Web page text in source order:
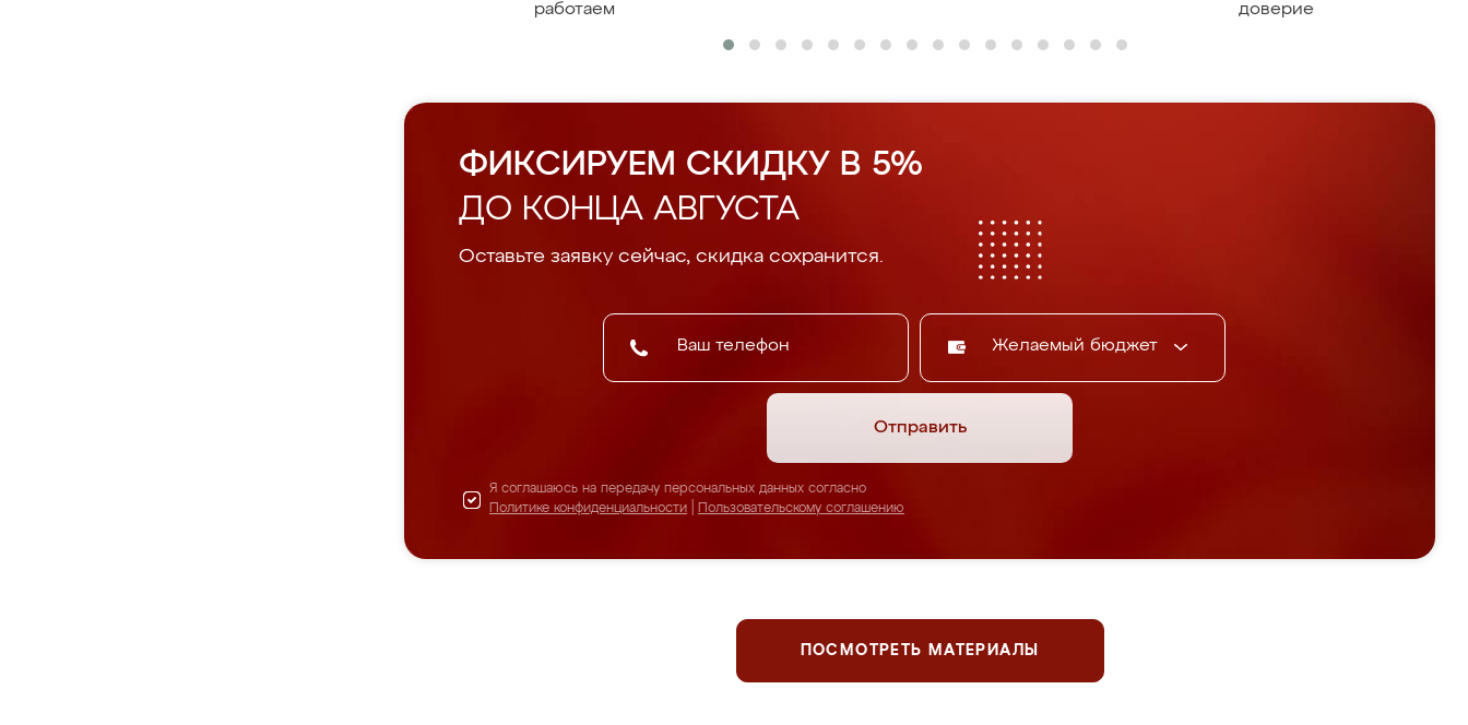
работаем
доверие
ФИКСИРУЕМ СКИДКУ В 5%
ДО КОНЦА АВГУСТА
Оставьте заявку сейчас, скидка сохранится.
Желаемый бюджет
Отправить
Я соглашаюсь на передачу персональных данных согласно
Политике конфиденциальности
Пользовательскому соглашению
ПОСМОТРЕТЬ МАТЕРИАЛЫ